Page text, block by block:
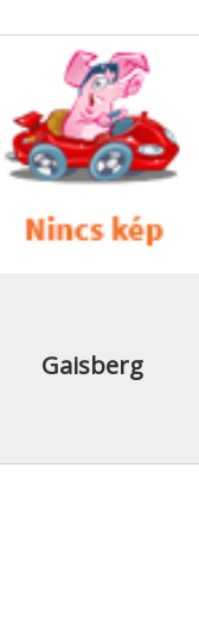
Gaisberg